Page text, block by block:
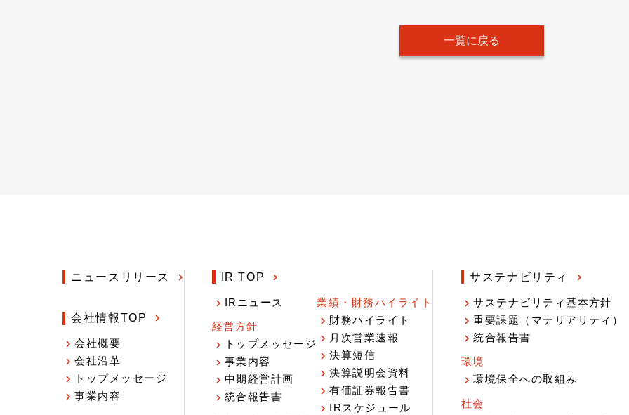
一覧に戻る
ニュースリリース
会社情報TOP
会社概要
会社沿革
トップメッセージ
事業内容
IR TOP
IRニュース
経営方針
トップメッセージ
事業内容
中期経営計画
統合報告書
業績・財務ハイライト
財務ハイライト
月次営業速報
決算短信
決算説明会資料
有価証券報告書
IRスケジュール
サステナビリティ
サステナビリティ基本方針
重要課題（マテリアリティ）
統合報告書
環境
環境保全への取組み
社会